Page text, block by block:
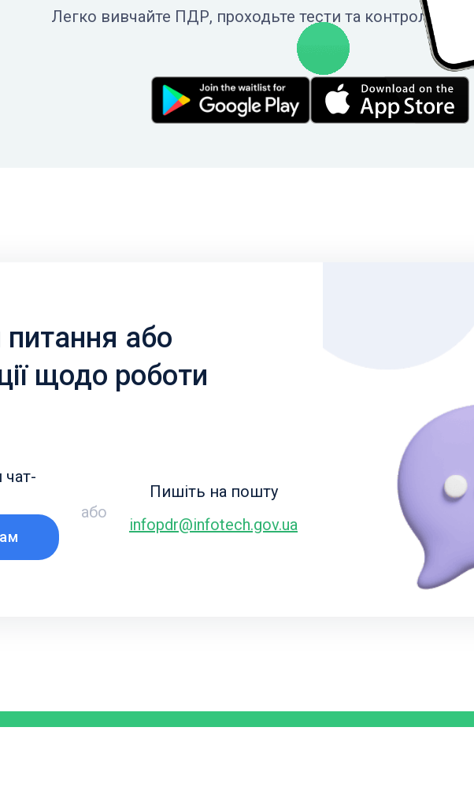
Легко вивчайте ПДР, проходьте тести та контролюйте
або
щодо роботи
чат-
або
Пишіть на пошту
infopdr@infotech.gov.ua